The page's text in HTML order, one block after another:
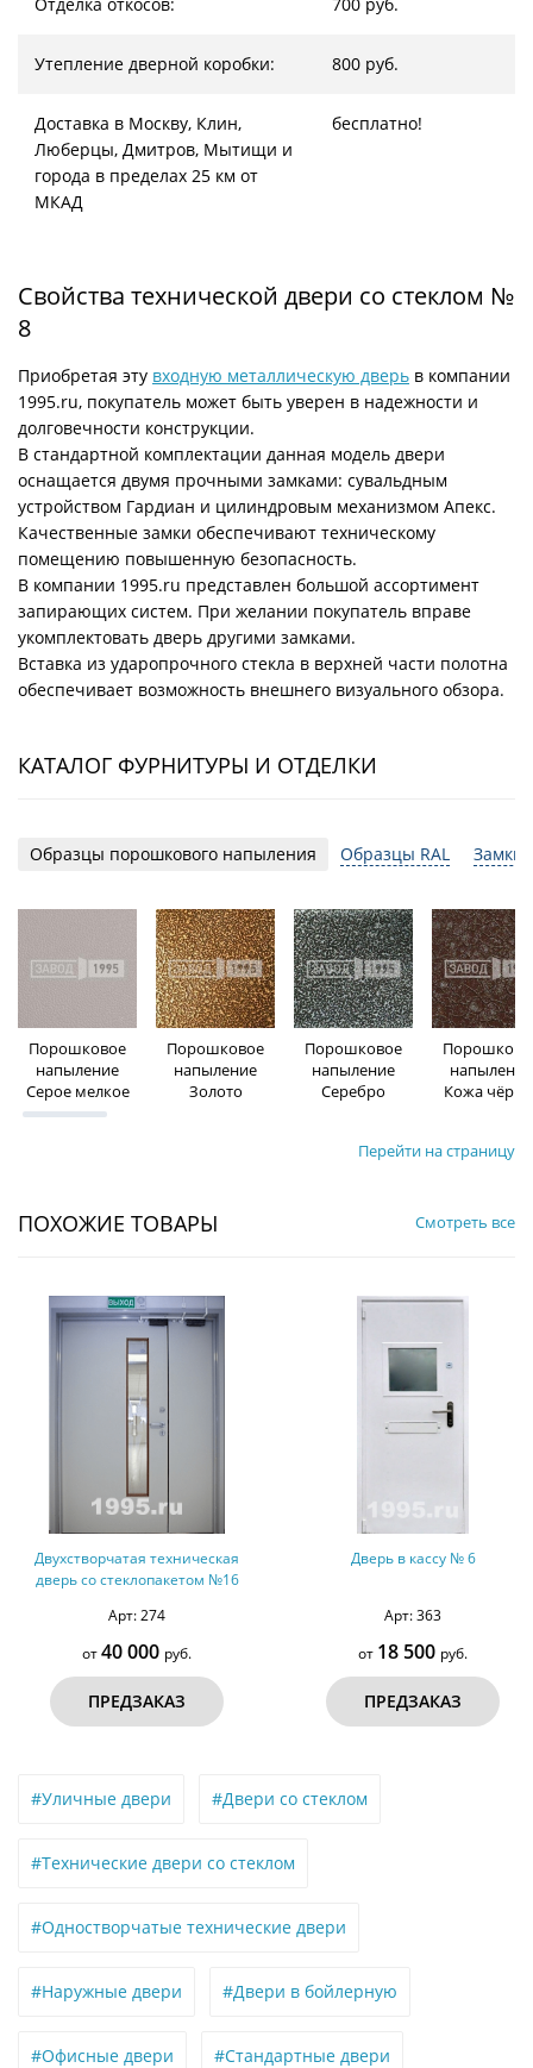
Утепление дверной коробки: 800 руб.
Доставка в Москву, Клин,
Люберцы, Дмитров, Мытищи и
города в пределах 25 км от
МКАД
бесплатно!
Свойства технической двери со стеклом №
8
Приобретая эту входную металлическую дверь в компании
1995.ru, покупатель может быть уверен в надежности и
долговечности конструкции.
В стандартной комплектации данная модель двери
оснащается двумя прочными замками: сувальдным
устройством Гардиан и цилиндровым механизмом Апекс.
Качественные замки обеспечивают техническому
помещению повышенную безопасность.
В компании 1995.ru представлен большой ассортимент
запирающих систем. При желании покупатель вправе
укомплектовать дверь другими замками.
Вставка из ударопрочного стекла в верхней части полотна
обеспечивает возможность внешнего визуального обзора.
КАТАЛОГ ФУРНИТУРЫ И ОТДЕЛКИ
Образцы порошкового напыления Образцы RAL Замки
Порошковое
напыление
Серое мелкое
Порошковое
напыление
Золото
Порошковое
напыление
Серебро
напыление
Кожа
Перейти на страницу
ПОХОЖИЕ ТОВАРЫ Смотреть все
Двухстворчатая техническая
дверь со стеклопакетом №16
Арт: 274
от40 000 руб.
ПРЕДЗАКАЗ
Дверь в кассу № 6
Арт: 363
от 18 500 руб.
ПРЕДЗАКАЗ
#Уличные двери #Двери со стеклом
#Технические двери со стеклом
#Одностворчатые технические двери
#Наружные двери #Двери в бойлерную
#Офисные двери #Стандартные двери